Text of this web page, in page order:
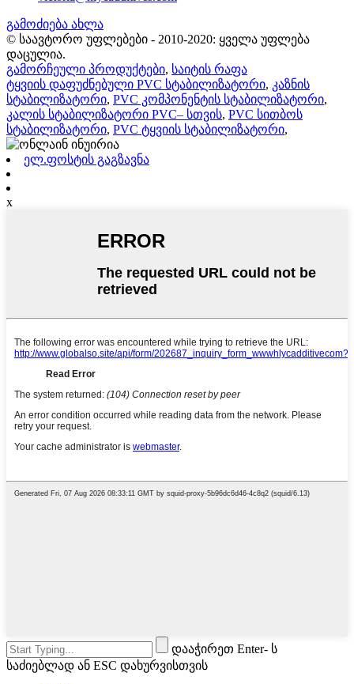
გამოძიება ახლა
© საავტორო უფლებები - 2010-2020: ყველა უფლება
დაცულია.
გამორჩეული პროდუქტები, საიტის რაფა
ტყვიის დაფუძნებული PVC სტაბილიზატორი, კაზნის
სტაბილიზატორი, PVC კომპონენტის სტაბილიზატორი,
კალის სტაბილიზატორი PVC– სთვის, PVC სითბოს
სტაბილიზატორი, PVC ტყვიის სტაბილიზატორი,
ელ.ფოსტის გაგზავნა
x
დააჭირეთ Enter- ს
საძიებლად ან ESC დახურვისთვის